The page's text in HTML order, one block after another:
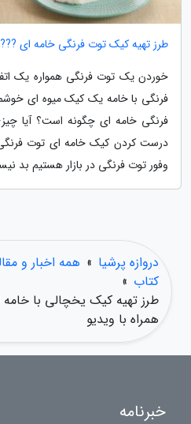
طرز تهیه کیک توت فرنگی خامه ای
خوردن یک توت فرنگی همواره یک
فرنگی با خامه یک کیک میوه ای
فرنگی خامه ای چگونه است؟
درست کردن کیک خامه ای توت
وفور توت فرنگی در بازار هستیم بد
دروازه پرشیا » همه اخبار و
کتاب »
طرز تهیه کیک یخچالی با
همراه با ویدیو
خبرنامه